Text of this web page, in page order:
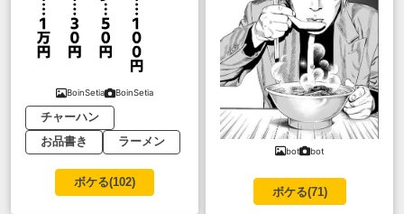
BoinSetia BoinSetia
チャーハン
お品書き
ラーメン
ボケる(102)
bot bot
ボケる(71)